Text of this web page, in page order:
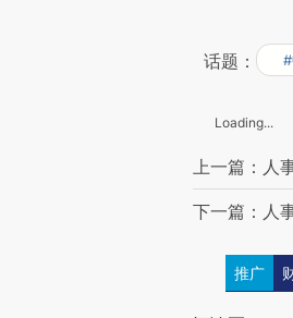
话题：
Loading...
上一篇：人
下一篇：人
推广